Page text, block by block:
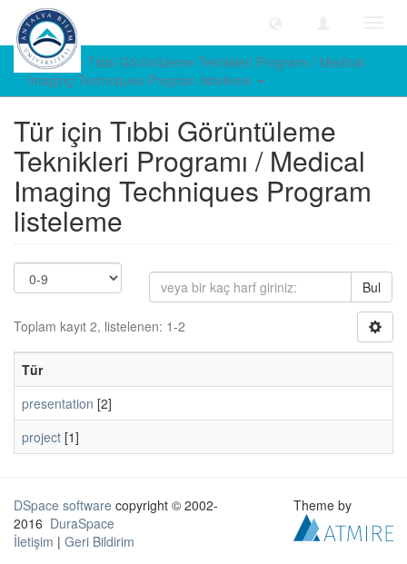
Türe göre Tıbbi Görüntüleme Teknikleri Programı / Medical
Imaging Techniques Program listeleme
Tür için Tıbbi Görüntüleme
Teknikleri Programı / Medical
Imaging Techniques Program
listeleme
Bul
Toplam kayıt 2, listelenen: 1-2
Tür
presentation [2]
project [1]
DSpace software copyright © 2002-
2016 DuraSpace
İletişim | Geri Bildirim
Theme by